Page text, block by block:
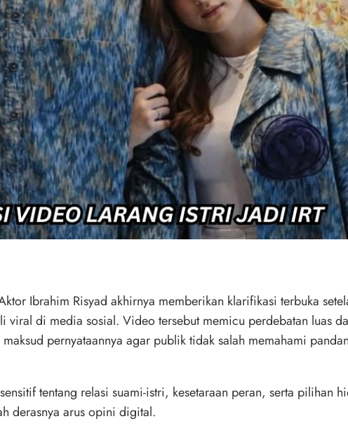
Ibrahim Risyad akhirnya memberikan klarifikasi terbuka
viral di media sosial. Video tersebut memicu perdebatan luas
pernyataannya agar publik tidak salah memahami
tentang relasi suami-istri, kesetaraan peran, serta pilihan
derasnya arus opini digital.